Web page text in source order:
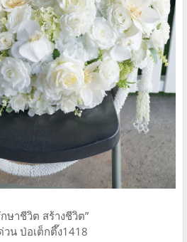
ษาชีวิต สร้างชีวิต”
น ป่อเต็กตึ๊ง1418